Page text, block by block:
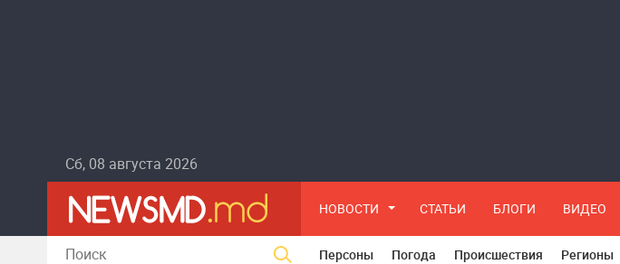
Сб, 08 августа 2026
НОВОСТИ СТАТЬИ БЛОГИ ВИДЕО
Персоны Погода Происшествия Регионы